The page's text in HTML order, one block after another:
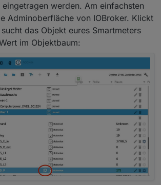
werden. Am einfachsten
Adminoberfläche von IOBroker. Klickt
das Objekt eures Smartmeters
im Objektbaum: